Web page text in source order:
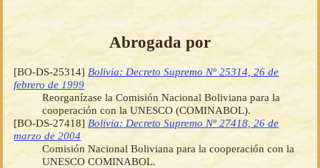
Abrogada por
[BO-DS-25314] Bolivia: Decreto Supremo Nº 25314, 26 de
febrero de 1999
Reorganízase la Comisión Nacional Boliviana para la
cooperación con la UNESCO (COMINABOL).
[BO-DS-27418] Bolivia: Decreto Supremo Nº 27418, 26 de
marzo de 2004
Comisión Nacional Boliviana para la cooperación con la
UNESCO COMINABOL.